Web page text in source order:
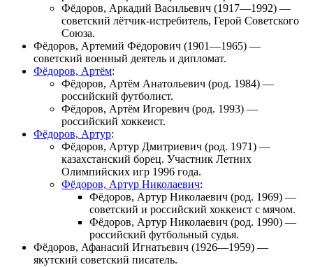
Фёдоров, Аркадий Васильевич (1917—1992) —
советский лётчик-истребитель, Герой Советского
Союза.
Фёдоров, Артемий Фёдорович (1901—1965) —
советский военный деятель и дипломат.
Фёдоров, Артём:
Фёдоров, Артём Анатольевич (род. 1984) —
российский футболист.
Фёдоров, Артём Игоревич (род. 1993) —
российский хоккеист.
Фёдоров, Артур:
Фёдоров, Артур Дмитриевич (род. 1971) —
казахстанский борец. Участник Летних
Олимпийских игр 1996 года.
Фёдоров, Артур Николаевич:
Фёдоров, Артур Николаевич (род. 1969) —
советский и российский хоккеист с мячом.
Фёдоров, Артур Николаевич (род. 1990) —
российский футбольный судья.
Фёдоров, Афанасий Игнатьевич (1926—1959) —
якутский советский писатель.